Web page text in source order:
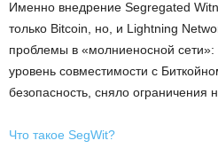
Именно внедрение Segregated
только Bitcoin, но, и Lightning
проблемы в «молниеносной
уровень совместимости с
безопасность, сняло ограничения
Что такое SegWit?